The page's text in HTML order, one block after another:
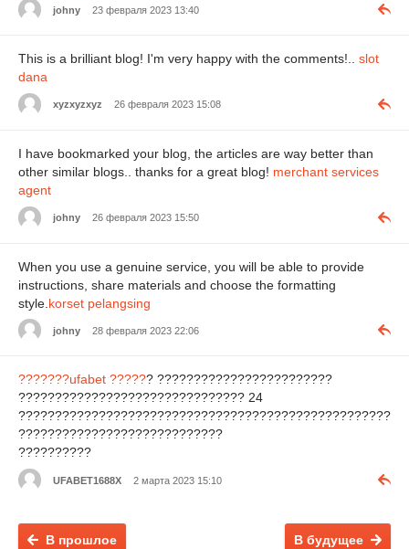
johny 23 февраля 2023 13:40
This is a brilliant blog! I'm very happy with the comments!.. slot
dana
xyzxyzxyz 26 февраля 2023 15:08
I have bookmarked your blog, the articles are way better than
other similar blogs.. thanks for a great blog! merchant services
agent
johny 26 февраля 2023 15:50
When you use a genuine service, you will be able to provide
instructions, share materials and choose the formatting
style. korset pelangsing
johny 28 февраля 2023 22:06
???????ufabet ?????? ????????????????????????
??????????????????????????????? 24
???????????????????????????????????????????????????
????????????????????????????
??????????
UFABET1688X 2 марта 2023 15:10
В будущее
В прошлое